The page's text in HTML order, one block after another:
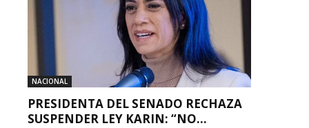
NACIONAL
PRESIDENTA DEL SENADO RECHAZA
SUSPENDER LEY KARIN: “NO...